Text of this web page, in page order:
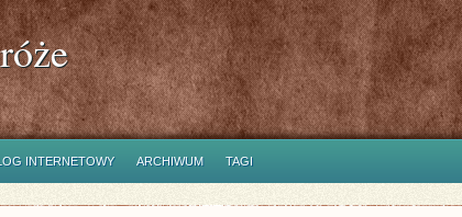
INTERNETOWY ARCHIWUM TAGI